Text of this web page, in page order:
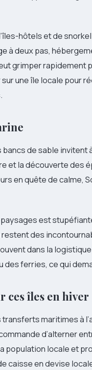
hôtels et de
à deux pas,
grimper rapidement
sur une île locale pour
bancs de sable
et la découverte des
en quête de calme,
est
des
dans la
ferries, ce qui
ces îles en hiver
maritimes à
d’alterner
population locale et
caisse en devise